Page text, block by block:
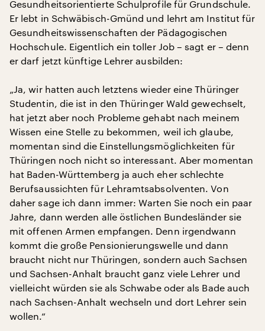
Gesundheitsorientierte Schulprofile für Grundschule.
Er lebt in Schwäbisch-Gmünd und lehrt am Institut für
Gesundheitswissenschaften der Pädagogischen
Hochschule. Eigentlich ein toller Job – sagt er – denn
er darf jetzt künftige Lehrer ausbilden:
„Ja, wir hatten auch letztens wieder eine Thüringer
Studentin, die ist in den Thüringer Wald gewechselt,
hat jetzt aber noch Probleme gehabt nach meinem
Wissen eine Stelle zu bekommen, weil ich glaube,
momentan sind die Einstellungsmöglichkeiten für
Thüringen noch nicht so interessant. Aber momentan
hat Baden-Württemberg ja auch eher schlechte
Berufsaussichten für Lehramtsabsolventen. Von
daher sage ich dann immer: Warten Sie noch ein paar
Jahre, dann werden alle östlichen Bundesländer sie
mit offenen Armen empfangen. Denn irgendwann
kommt die große Pensionierungswelle und dann
braucht nicht nur Thüringen, sondern auch Sachsen
und Sachsen-Anhalt braucht ganz viele Lehrer und
vielleicht würden sie als Schwabe oder als Bade auch
nach Sachsen-Anhalt wechseln und dort Lehrer sein
wollen.“